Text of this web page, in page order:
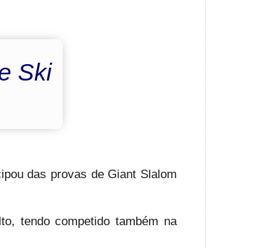
Ski
das provas de Giant Slalom
tendo competido também na